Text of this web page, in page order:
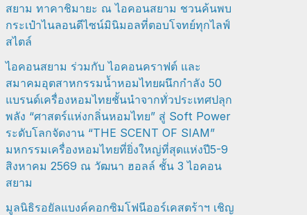
สยาม ทาคาชิมายะ ณ ไอคอนสยาม ชวนค้นพบ
กระเป๋าไนลอนดีไซน์มินิมอลที่ตอบโจทย์ทุกไลฟ์
สไตล์
ไอคอนสยาม ร่วมกับ ไอคอนคราฟต์ และ
สมาคมอุตสาหกรรมน้ำหอมไทยผนึกกำลัง 50
แบรนด์เครื่องหอมไทยชั้นนำจากทั่วประเทศปลุก
พลัง “ศาสตร์แห่งกลิ่นหอมไทย” สู่ Soft Power
ระดับโลกจัดงาน “THE SCENT OF SIAM”
มหกรรมเครื่องหอมไทยที่ยิ่งใหญ่ที่สุดแห่งปี5-9
สิงหาคม 2569 ณ วัฒนา ฮอลล์ ชั้น 3 ไอคอน
สยาม
มูลนิธิรอยัลแบงค์คอกซิมโฟนีออร์เคสตร้าฯ เชิญ